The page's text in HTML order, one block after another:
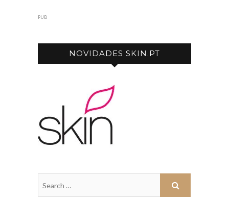
PUB
NOVIDADES SKIN.PT